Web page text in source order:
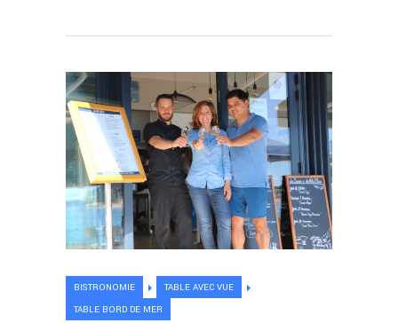
BISTRONOMIE
TABLE AVEC VUE
TABLE BORD DE MER